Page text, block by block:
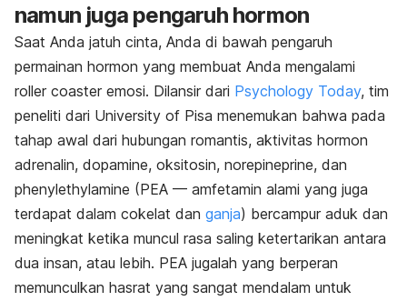
namun juga pengaruh hormon
Saat Anda jatuh cinta, Anda di bawah pengaruh
permainan hormon yang membuat Anda mengalami
roller coaster emosi. Dilansir dari Psychology Today, tim
peneliti dari University of Pisa menemukan bahwa pada
tahap awal dari hubungan romantis, aktivitas hormon
adrenalin, dopamine, oksitosin, norepineprine, dan
phenylethylamine (PEA — amfetamin alami yang juga
terdapat dalam cokelat dan ganja) bercampur aduk dan
meningkat ketika muncul rasa saling ketertarikan antara
dua insan, atau lebih. PEA jugalah yang berperan
memunculkan hasrat yang sangat mendalam untuk